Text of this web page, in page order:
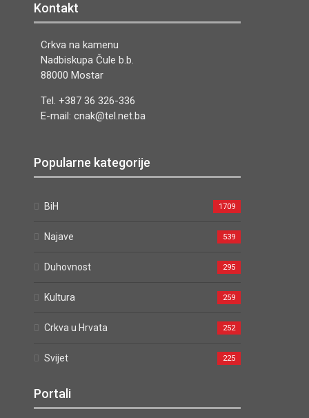
Kontakt
Crkva na kamenu
Nadbiskupa Čule b.b.
88000 Mostar
Tel. +387 36 326-336
E-mail: cnak@tel.net.ba
Popularne kategorije
BiH 1709
Najave 539
Duhovnost 295
Kultura 259
Crkva u Hrvata 252
Svijet 225
Portali